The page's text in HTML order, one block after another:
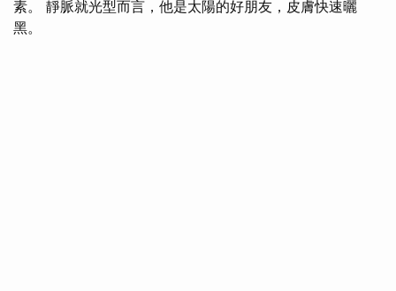
素。 靜脈就光型而言，他是太陽的好朋友，皮膚快速曬
黑。